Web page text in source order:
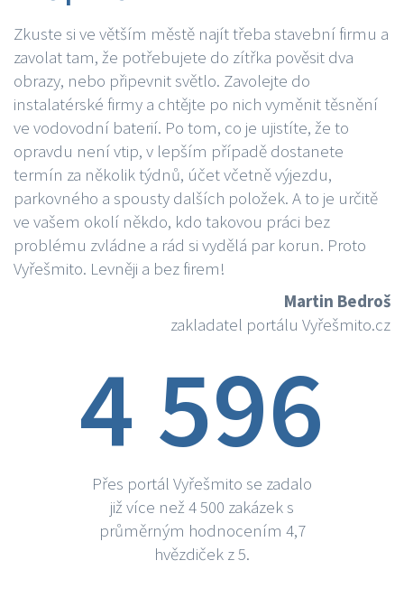
Zkuste si ve větším městě najít třeba stavební firmu a
zavolat tam, že potřebujete do zítřka pověsit dva
obrazy, nebo připevnit světlo. Zavolejte do
instalatérské firmy a chtějte po nich vyměnit těsnění
ve vodovodní baterií. Po tom, co je ujistíte, že to
opravdu není vtip, v lepším případě dostanete
termín za několik týdnů, účet včetně výjezdu,
parkovného a spousty dalších položek. A to je určitě
ve vašem okolí někdo, kdo takovou práci bez
problému zvládne a rád si vydělá par korun. Proto
Vyřešmito. Levněji a bez firem!
Martin Bedroš
zakladatel portálu Vyřešmito.cz
4 596
Přes portál Vyřešmito se zadalo
již více než 4 500 zakázek s
průměrným hodnocením 4,7
hvězdiček z 5.